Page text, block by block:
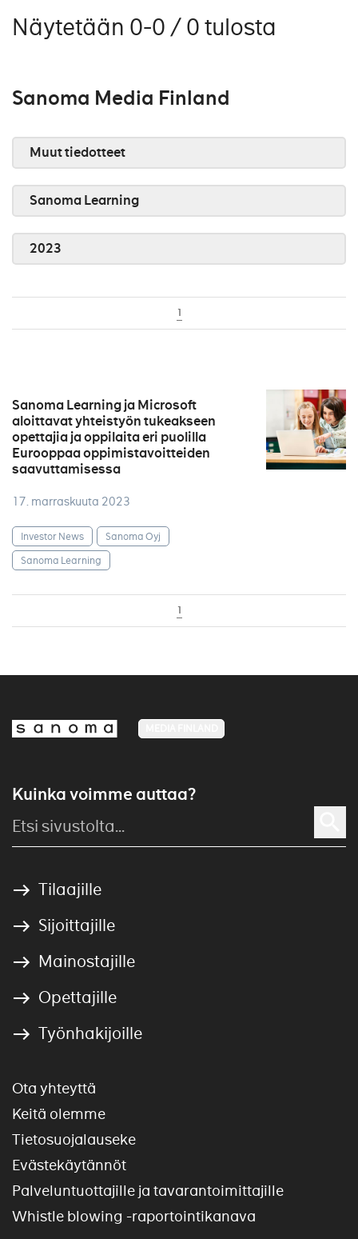
Näytetään 0-0 / 0 tulosta
Sanoma Media Finland
Muut tiedotteet
Sanoma Learning
2023
1
Sanoma Learning ja Microsoft
aloittavat yhteistyön tukeakseen
opettajia ja oppilaita eri puolilla
Eurooppaa oppimistavoitteiden
saavuttamisessa
17. marraskuuta 2023
Investor News
Sanoma Oyj
Sanoma Learning
1
Kuinka voimme auttaa?
Tilaajille
Sijoittajille
Mainostajille
Opettajille
Työnhakijoille
Ota yhteyttä
Keitä olemme
Tietosuojalauseke
Evästekäytännöt
Palveluntuottajille ja tavarantoimittajille
Whistle blowing -raportointikanava